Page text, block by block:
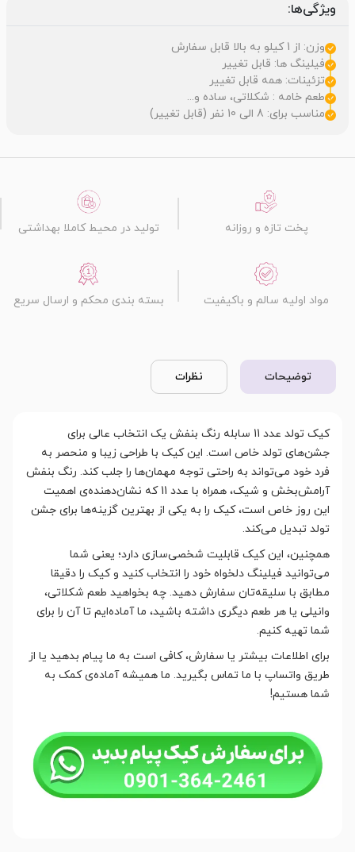
ویژگی‌ها:
وزن: از 1 کیلو به بالا قابل سفارش
فیلینگ ها: قابل تغییر
تزئینات: همه قابل تغییر
طعم خامه : شکلاتی، ساده و...
مناسب برای: 8 الی 10 نفر (قابل تغییر)
پخت تازه و روزانه تولید در محیط کاملا بهداشتی
مواد اولیه سالم و باکیفیت بسته بندی محکم و ارسال سریع
توضیحات نظرات
کیک تولد عدد 11 سابله رنگ بنفش یک انتخاب عالی برای
جشن‌های تولد خاص است. این کیک با طراحی زیبا و منحصر به
فرد خود می‌تواند به راحتی توجه مهمان‌ها را جلب کند. رنگ بنفش
آرامش‌بخش و شیک، همراه با عدد 11 که نشان‌دهنده‌ی اهمیت
این روز خاص است، کیک را به یکی از بهترین گزینه‌ها برای جشن
تولد تبدیل می‌کند.
همچنین، این کیک قابلیت شخصی‌سازی دارد؛ یعنی شما
می‌توانید فیلینگ دلخواه خود را انتخاب کنید و کیک را دقیقا
مطابق با سلیقه‌تان سفارش دهید. چه بخواهید طعم شکلاتی،
وانیلی یا هر طعم دیگری داشته باشید، ما آماده‌ایم تا آن را برای
شما تهیه کنیم.
برای اطلاعات بیشتر یا سفارش، کافی است به ما پیام بدهید یا از
طریق واتساپ با ما تماس بگیرید. ما همیشه آماده‌ی کمک به
شما هستیم!